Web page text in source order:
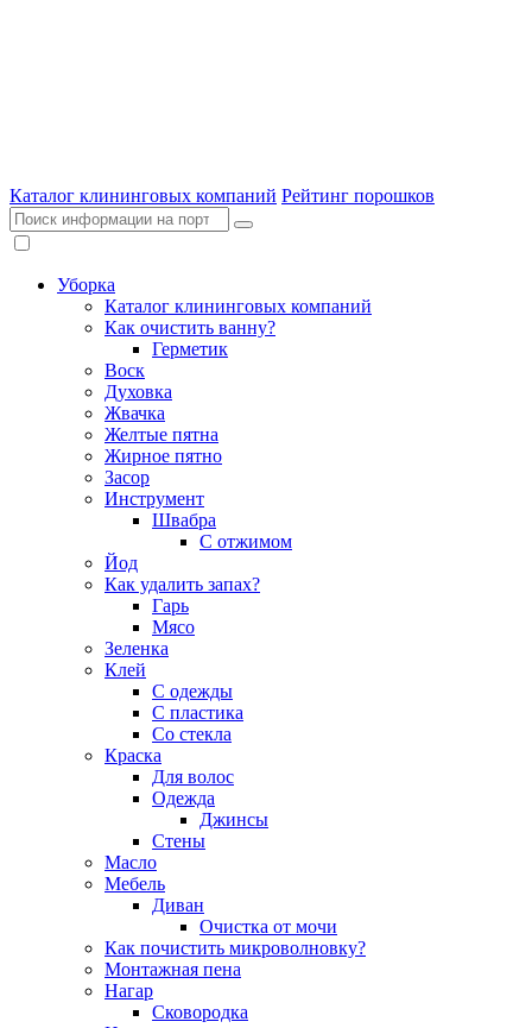
Каталог клининговых компаний Рейтинг порошков
Уборка
Каталог клининговых компаний
Как очистить ванну?
Герметик
Воск
Духовка
Жвачка
Желтые пятна
Жирное пятно
Засор
Инструмент
Швабра
С отжимом
Йод
Как удалить запах?
Гарь
Мясо
Зеленка
Клей
С одежды
С пластика
Со стекла
Краска
Для волос
Одежда
Джинсы
Стены
Масло
Мебель
Диван
Очистка от мочи
Как почистить микроволновку?
Монтажная пена
Нагар
Сковородка